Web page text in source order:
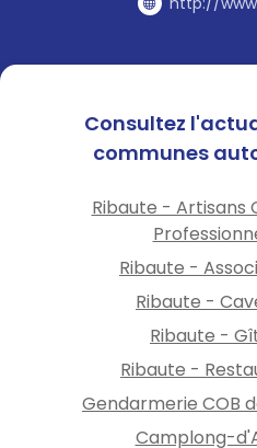
Consultez
communes
Ribaute - Artisans
Ribaute -
Ribaute -
Ribaute -
Ribaute -
Gendarmerie COB
Camplong-